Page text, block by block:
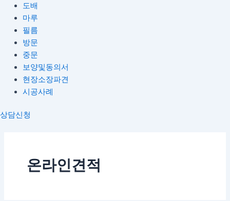
도배
마루
필름
방문
중문
보양및동의서
현장소장파견
시공사례
상담신청
온라인견적